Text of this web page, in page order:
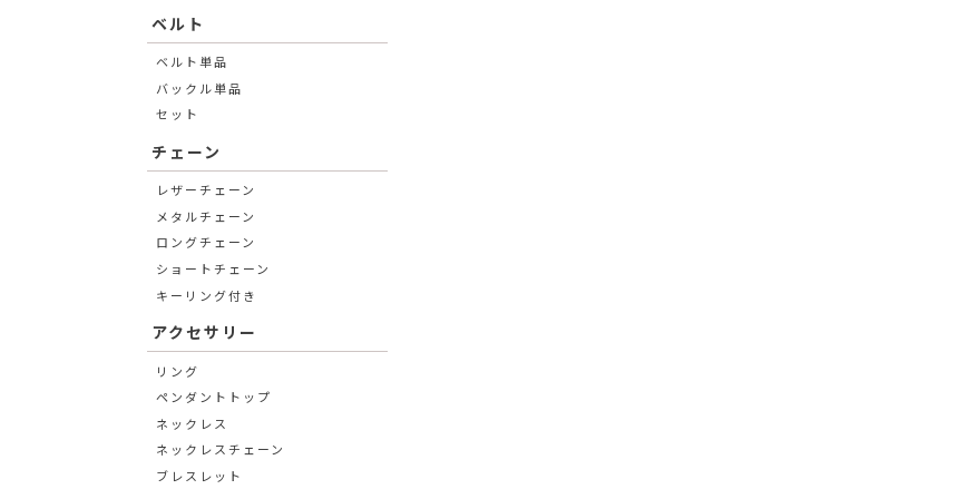
ベルト
ベルト単品
バックル単品
セット
チェーン
レザーチェーン
メタルチェーン
ロングチェーン
ショートチェーン
キーリング付き
アクセサリー
リング
ペンダントトップ
ネックレス
ネックレスチェーン
ブレスレット